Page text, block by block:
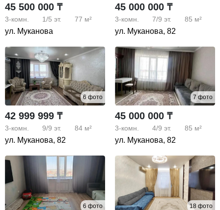
45 500 000 ₸
3-комн. 1/5 эт. 77 м²
ул. Муканова
45 000 000 ₸
3-комн. 7/9 эт. 85 м²
ул. Муканова, 82
6 фото
42 999 999 ₸
3-комн. 9/9 эт. 84 м²
ул. Муканова, 82
7 фото
45 000 000 ₸
3-комн. 4/9 эт. 85 м²
ул. Муканова, 82
6 фото 18 фото